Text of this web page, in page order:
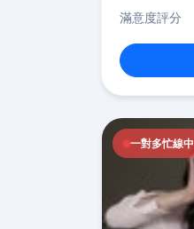
滿意度評分
一對多忙線中